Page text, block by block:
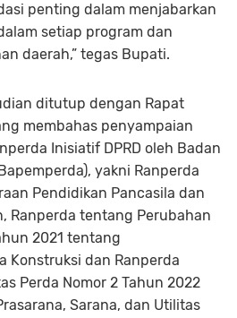
penting dalam menjabarkan
setiap program dan
daerah,” tegas Bupati.
ditutup dengan Rapat
membahas penyampaian
Inisiatif DPRD oleh Badan
yakni Ranperda
Pendidikan Pancasila dan
Ranperda tentang Perubahan
2021 tentang
Konstruksi dan Ranperda
Perda Nomor 2 Tahun 2022
Sarana, dan Utilitas